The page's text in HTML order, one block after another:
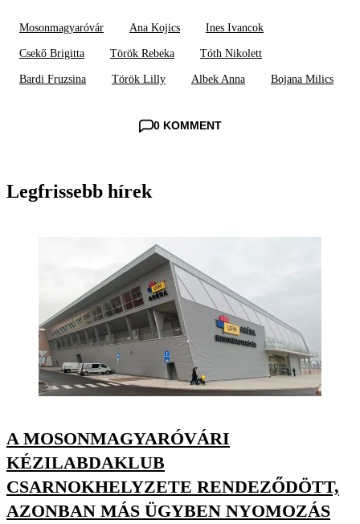
Mosonmagyaróvár Ana Kojics Ines Ivancok
Csekő Brigitta Török Rebeka Tóth Nikolett
Bardi Fruzsina Török Lilly Albek Anna Bojana Milics
0 KOMMENT
Legfrissebb hírek
A MOSONMAGYARÓVÁRI
KÉZILABDAKLUB
CSARNOKHELYZETE RENDEZŐDÖTT,
AZONBAN MÁS ÜGYBEN NYOMOZÁS